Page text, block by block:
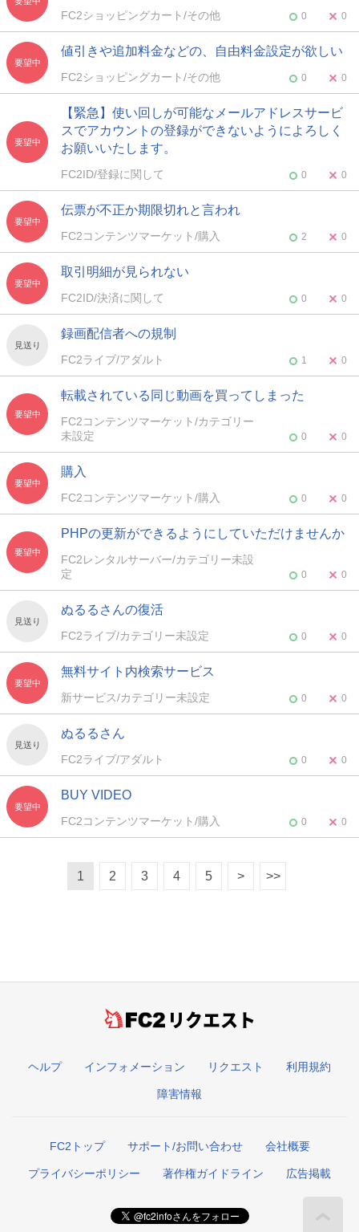
FC2ショッピングカート/その他 0 0
要望中
値引きや追加料金などの、自由料金設定が欲しい
FC2ショッピングカート/その他 0 0
要望中
【緊急】使い回しが可能なメールアドレスサービ
スでアカウントの登録ができないようによろしく
お願いいたします。
FC2ID/登録に関して 0 0
要望中
伝票が不正か期限切れと言われ
FC2コンテンツマーケット/購入 2 0
要望中
取引明細が見られない
FC2ID/決済に関して 0 0
見送り
録画配信者への規制
FC2ライブ/アダルト 1 0
要望中
転載されている同じ動画を買ってしまった
FC2コンテンツマーケット/カテゴリー
未設定
0 0
要望中
購入
FC2コンテンツマーケット/購入 0 0
要望中
PHPの更新ができるようにしていただけませんか
FC2レンタルサーバー/カテゴリー未設
定
0 0
見送り
ぬるるさんの復活
FC2ライブ/カテゴリー未設定 0 0
要望中
無料サイト内検索サービス
新サービス/カテゴリー未設定 0 0
見送り
ぬるるさん
FC2ライブ/アダルト 0 0
要望中
BUY VIDEO
FC2コンテンツマーケット/購入 0 0
1 2 3 4 5 > >>
リクエスト
ヘルプ インフォメーション リクエスト 利用規約
障害情報
FC2トップ サポート/お問い合わせ 会社概要
プライバシーポリシー 著作権ガイドライン 広告掲載